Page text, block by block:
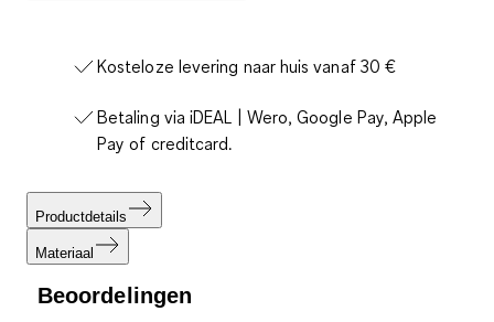
Kosteloze levering naar huis vanaf 30 €
Betaling via iDEAL | Wero, Google Pay, Apple
Pay of creditcard.
Productdetails
Materiaal
Beoordelingen